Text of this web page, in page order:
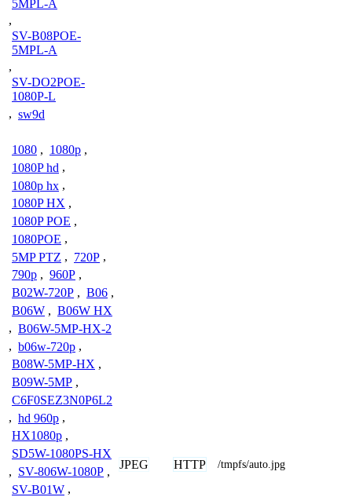
5MPL-A
,
SV-B08POE-
5MPL-A
,
SV-DO2POE-
1080P-L
, sw9d
1080 , 1080p ,
1080P hd ,
1080p hx ,
1080P HX ,
1080P POE ,
1080POE ,
5MP PTZ , 720P ,
790p , 960P ,
B02W-720P , B06 ,
B06W , B06W HX
, B06W-5MP-HX-2
, b06w-720p ,
B08W-5MP-HX ,
B09W-5MP ,
C6F0SEZ3N0P6L2
, hd 960p ,
HX1080p ,
SD5W-1080PS-HX
, SV-806W-1080P ,
SV-B01W ,
JPEG HTTP /tmpfs/auto.jpg